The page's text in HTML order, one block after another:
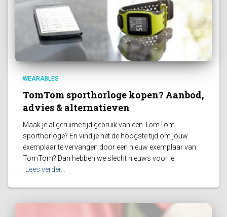
WEARABLES
TomTom sporthorloge kopen? Aanbod,
advies & alternatieven
Maak je al geruime tijd gebruik van een TomTom
sporthorloge? En vind je het de hoogste tijd om jouw
exemplaar te vervangen door een nieuw exemplaar van
TomTom? Dan hebben we slecht nieuws voor je:
Lees verder…